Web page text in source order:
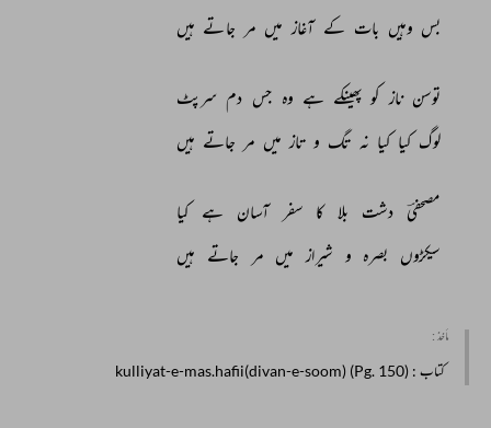
بس وہیں بات کے آغاز میں مر جاتے ہیں
توسن ناز کو پھینکے ہے وہ جس دم سرپٹ
لوگ کیا کیا نہ تگ و تاز میں مر جاتے ہیں
مصحفیؔ دشت بلا کا سفر آسان ہے کیا
سیکڑوں بصرہ و شیراز میں مر جاتے ہیں
مأخذ :
کتاب : kulliyat-e-mas.hafii(divan-e-soom) (Pg. 150)